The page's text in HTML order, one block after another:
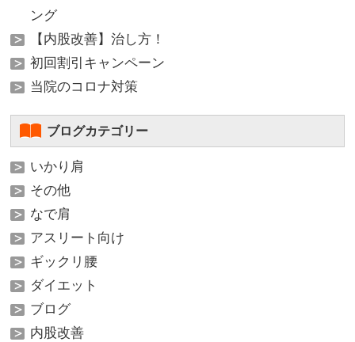
ング
【内股改善】治し方！
初回割引キャンペーン
当院のコロナ対策
ブログカテゴリー
いかり肩
その他
なで肩
アスリート向け
ギックリ腰
ダイエット
ブログ
内股改善